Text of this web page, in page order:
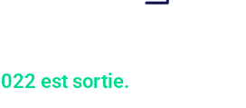
est sortie.